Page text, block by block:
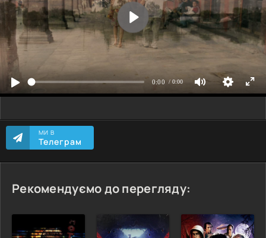
МИ В
Телеграм
Рекомендуємо до перегляду: